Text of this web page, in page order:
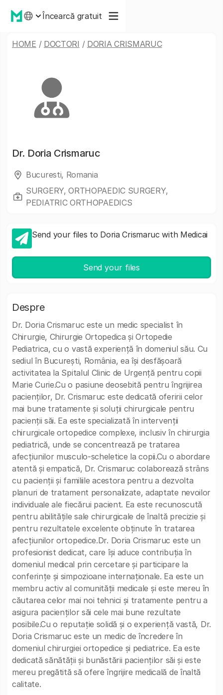
Încearcă gratuit
HOME / DOCTORI / DORIA CRISMARUC
Dr. Doria Crismaruc
Bucuresti, Romania
SURGERY, ORTHOPAEDIC SURGERY,
PEDIATRIC ORTHOPAEDICS
Send your files to Doria Crismaruc with Medicai
Send your files
Despre
Dr. Doria Crismaruc este un medic specialist în
Chirurgie, Chirurgie Ortopedica și Ortopedie
Pediatrica, cu o vastă experiență în domeniul său. Cu
sediul în București, România, ea își desfășoară
activitatea la Spitalul Clinic de Urgență pentru copii
Marie Curie.Cu o pasiune deosebită pentru îngrijirea
pacienților, Dr. Crismaruc este dedicată oferirii celor
mai bune tratamente și soluții chirurgicale pentru
pacienții săi. Ea este specializată în intervenții
chirurgicale ortopedice complexe, inclusiv în chirurgia
pediatrică, unde se concentrează pe tratarea
afecțiunilor musculo-scheletice la copii.Cu o abordare
atentă și empatică, Dr. Crismaruc colaborează strâns
cu pacienții și familiile acestora pentru a dezvolta
planuri de tratament personalizate, adaptate nevoilor
individuale ale fiecărui pacient. Ea este recunoscută
pentru abilitățile sale chirurgicale de înaltă precizie și
pentru rezultatele excelente obținute în tratarea
afecțiunilor ortopedice.Dr. Doria Crismaruc este un
profesionist dedicat, care își aduce contribuția în
domeniul medical prin cercetare și participare la
conferințe și simpozioane internaționale. Ea este un
membru activ al comunității medicale și este mereu în
căutarea celor mai noi tehnici și tratamente pentru a
asigura pacienților săi cele mai bune rezultate
posibile.Cu o reputație solidă și o experiență vastă, Dr.
Doria Crismaruc este un medic de încredere în
domeniul chirurgiei ortopedice și pediatrice. Ea este
dedicată sănătății și bunăstării pacienților săi și este
mereu pregătită să ofere îngrijire medicală de înaltă
calitate.